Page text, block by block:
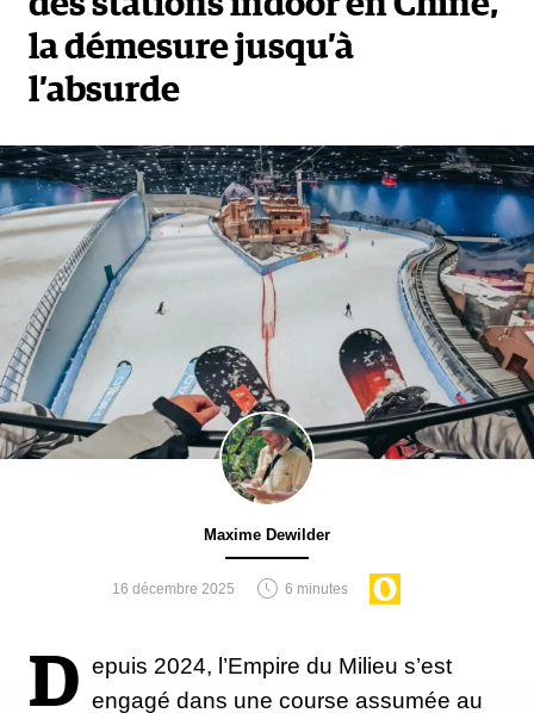
mars 2020 grâce à un contrôle strict de la
pandémie. » Résultat, en Chine, "ça ne s'est pas mal
passé du tout", tout comme aux Etats-Unis, précise-
Pour la saison actuelle, c'est "la grande inconnue",
note Laurent Vanat, "il est difficile de faire encore
aujourd'hui un pronostic", mais l’expert
prévoit "une catastrophe totale" en France, l'un des
rares pays avec l'Italie et l'Allemagne à avoir fermé
ses stations. Privés de remontées mécaniques mais
aussi de restaurants, bars et piscines couvertes, de
nombreux Français ont renoncé à réserver leurs
vacances dans les domaines skiables. « En Pays de
Savoie, les résidences de tourisme ont perdu en
moyenne 80% de leur chiffre d'affaires, selon Patrick
Labrune, président du syndicat national des
En Savoie et Haute-Savoie, seuls 30%
la démesure jusqu’à
l’absurde
Maxime Dewilder
16 décembre 2025 6 minutes
D epuis 2024, l’Empire du Milieu s’est
engagé dans une course assumée au